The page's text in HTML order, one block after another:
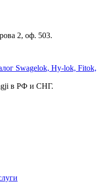
2, оф. 503.
в РФ и СНГ.